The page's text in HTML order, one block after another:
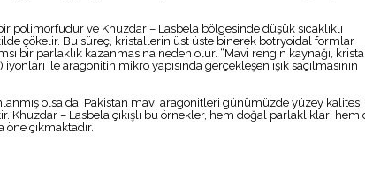
ve Khuzdar – Lasbela bölgesinde düşük sıcaklıklı
çökelir. Bu süreç, kristallerin üst üste binerek botryoidal formlar
bir parlaklık kazanmasına neden olur. “Mavi rengin kaynağı,
ile aragonitin mikro yapısında gerçekleşen ışık saçılmasının
olsa da, Pakistan mavi aragonitleri günümüzde yüzey kalitesi
Khuzdar – Lasbela çıkışlı bu örnekler, hem doğal parlaklıkları hem
çıkmaktadır.